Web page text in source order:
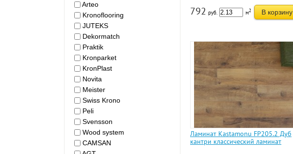
Arteo
Kronoflooring
JUTEKS
Dekormatch
Praktik
Kronparket
KronPlast
Novita
Meister
Swiss Krono
Peli
Svensson
Wood system
CAMSAN
792 руб. м2 В корзину
Ламинат Kastamonu FP205.2 Дуб
кантри классический ламинат